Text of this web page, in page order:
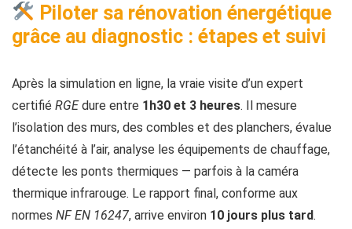
Piloter sa rénovation énergétique
grâce au diagnostic : étapes et suivi
Après la simulation en ligne, la vraie visite d’un expert
certifié RGEdure entre 1h30 et 3 heures. Il mesure
l’isolation des murs, des combles et des planchers, évalue
l’étanchéité à l’air, analyse les équipements de chauffage,
détecte les ponts thermiques — parfois à la caméra
thermique infrarouge. Le rapport final, conforme aux
normes NF EN 16247, arrive environ 10 jours plus tard.